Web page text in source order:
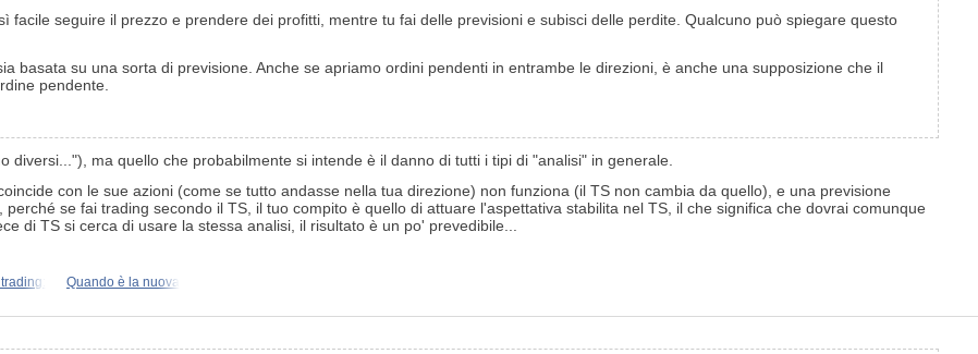
facile seguire il prezzo e prendere dei profitti, mentre tu fai delle previsioni e subisci delle perdite. Qualcuno può spiegare questo
basata su una sorta di previsione. Anche se apriamo ordini pendenti in entrambe le direzioni, è anche una supposizione che il
pendente.
diversi..."), ma quello che probabilmente si intende è il danno di tutti i tipi di "analisi" in generale.
con le sue azioni (come se tutto andasse nella tua direzione) non funziona (il TS non cambia da quello), e una previsione
se fai trading secondo il TS, il tuo compito è quello di attuare l'aspettativa stabilita nel TS, il che significa che dovrai comunque
di TS si cerca di usare la stessa analisi, il risultato è un po' prevedibile...
Quando è la nuova